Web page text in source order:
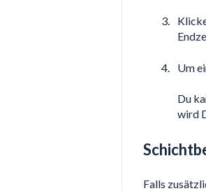
Um
Du
wird
Falls